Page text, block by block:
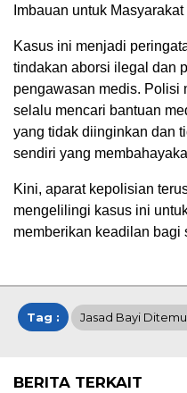
Imbauan untuk Masyarakat
Kasus ini menjadi
tindakan aborsi ilegal dan
pengawasan medis. Polisi
selalu mencari bantuan
yang tidak diinginkan dan
sendiri yang
Kini, aparat kepolisian
mengelilingi kasus ini
memberikan keadilan bagi
Tag : Jasad Bayi
BERITA TERKAIT